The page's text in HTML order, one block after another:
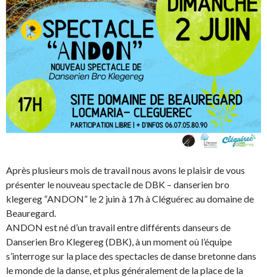
Après plusieurs mois de travail nous avons le plaisir de vous
présenter le nouveau spectacle de DBK – danserien bro
klegereg “ANDON” le 2 juin à 17h à Cléguérec au domaine de
Beauregard.
ANDON est né d’un travail entre différents danseurs de
Danserien Bro Klegereg (DBK), à un moment où l’équipe
s’interroge sur la place des spectacles de danse bretonne dans
le monde de la danse, et plus généralement de la place de la